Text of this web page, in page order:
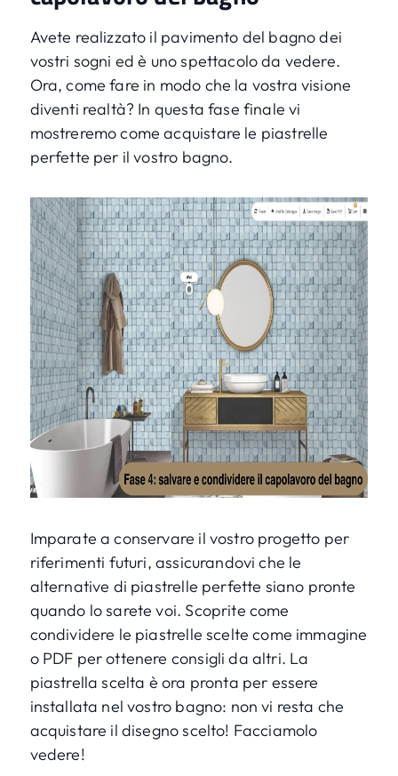
Avete realizzato il pavimento del bagno dei
vostri sogni ed è uno spettacolo da vedere.
Ora, come fare in modo che la vostra visione
diventi realtà? In questa fase finale vi
mostreremo come acquistare le piastrelle
perfette per il vostro bagno.
Imparate a conservare il vostro progetto per
riferimenti futuri, assicurandovi che le
alternative di piastrelle perfette siano pronte
quando lo sarete voi. Scoprite come
condividere le piastrelle scelte come immagine
o PDF per ottenere consigli da altri. La
piastrella scelta è ora pronta per essere
installata nel vostro bagno: non vi resta che
acquistare il disegno scelto! Facciamolo
vedere!